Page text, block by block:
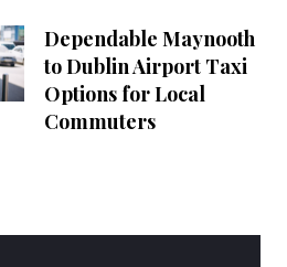
Dependable Maynooth
to Dublin Airport Taxi
Options for Local
Commuters